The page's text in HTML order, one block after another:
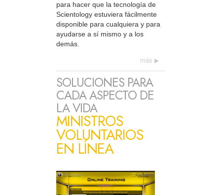
para hacer que la tecnología de
Scientology estuviera fácilmente
disponible para cualquiera y para
ayudarse a sí mismo y a los
demás.
más
SOLUCIONES PARA
CADA ASPECTO DE
LA VIDA
MINISTROS
VOLUNTARIOS
EN LÍNEA